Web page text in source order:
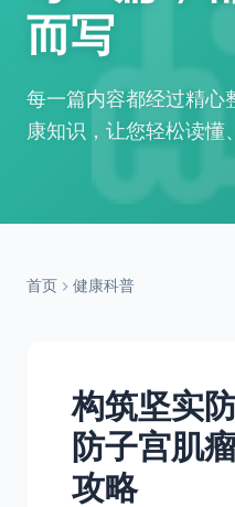
而写
每一篇内容都经过精心
康知识，让您轻松读懂
首页 健康科普
构筑坚实
防子宫肌
攻略